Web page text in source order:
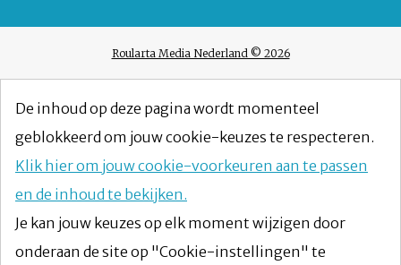
Roularta Media Nederland © 2026
De inhoud op deze pagina wordt momenteel
geblokkeerd om jouw cookie-keuzes te respecteren.
Klik hier om jouw cookie-voorkeuren aan te passen
en de inhoud te bekijken.
Je kan jouw keuzes op elk moment wijzigen door
onderaan de site op "Cookie-instellingen" te